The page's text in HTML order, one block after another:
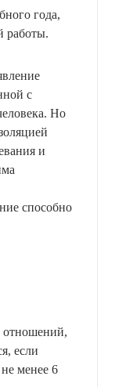
года,
работы.
с
Но
и
способно
отношений,
если
менее 6